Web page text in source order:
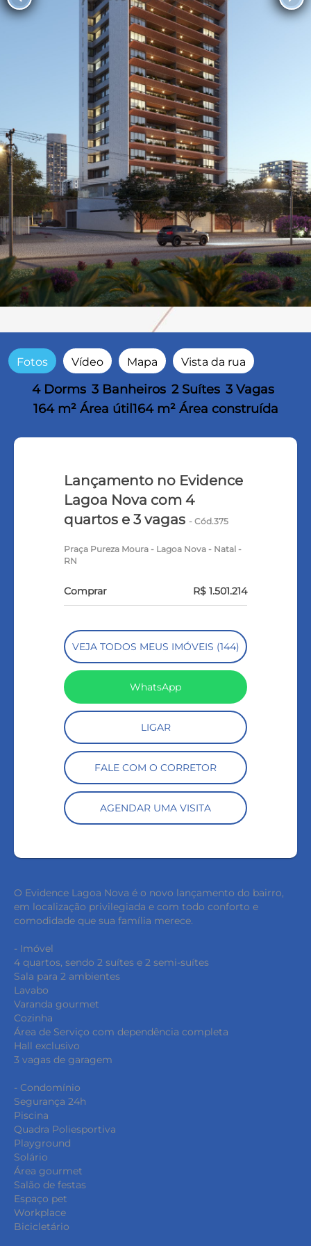
Fotos Vídeo Mapa Vista da rua
4 Dorms 3 Banheiros 2 Suítes 3 Vagas
164 m² Área útil 164 m² Área construída
Lançamento no Evidence
Lagoa Nova com 4
quartos e 3 vagas- Cód.375
Praça Pureza Moura - Lagoa Nova - Natal -
RN
Comprar R$ 1.501.214
VEJA TODOS MEUS IMÓVEIS (144)
WhatsApp
LIGAR
FALE COM O CORRETOR
AGENDAR UMA VISITA
O Evidence Lagoa Nova é o novo lançamento do bairro,
em localização privilegiada e com todo conforto e
comodidade que sua família merece.
- Imóvel
4 quartos, sendo 2 suítes e 2 semi-suítes
Sala para 2 ambientes
Lavabo
Varanda gourmet
Cozinha
Área de Serviço com dependência completa
Hall exclusivo
3 vagas de garagem
- Condomínio
Segurança 24h
Piscina
Quadra Poliesportiva
Playground
Solário
Área gourmet
Salão de festas
Espaço pet
Workplace
Bicicletário